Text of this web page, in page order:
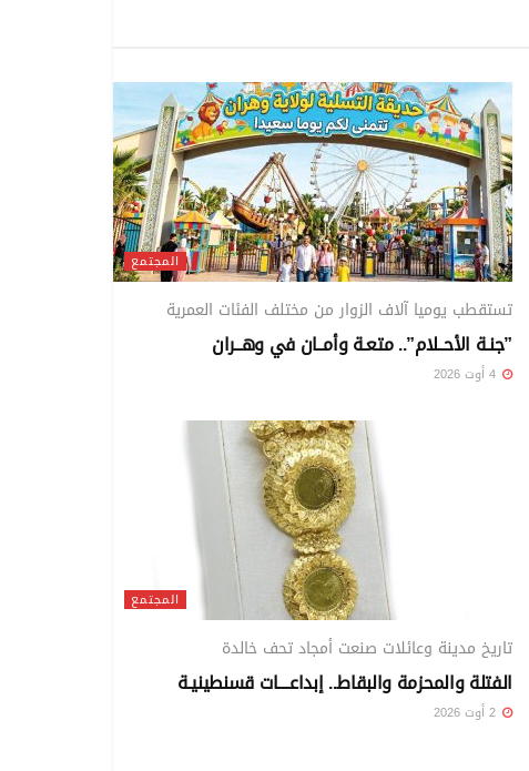
المجتمع
تستقطب يوميا آلاف الزوار من مختلف الفئات العمرية
”جنـة الأحــلام”.. متعـة وأمــان في وهــران
المجتمع
تاريخ مدينة وعائلات صنعت أمجاد تحف خالدة
الفتلة والمحزمة والبقاط.. إبداعــــات قسنطينيـة